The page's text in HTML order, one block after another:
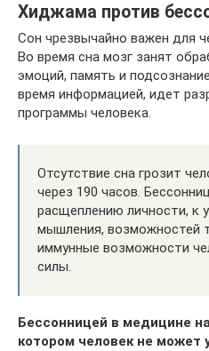
Хиджама против
Сон чрезвычайно важен для
Во время сна мозг занят
эмоций, память и
время информацией, идет
программы человека.
Отсутствие сна грозит
через 190 часов.
расщеплению личности, к
мышления, возможностей
иммунные возможности
силы.
Бессонницей в медицине
котором человек не может